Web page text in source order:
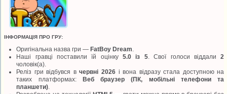
ІНФОРМАЦІЯ ПРО ГРУ:
Оригінальна назва гри —FatBoy Dream
Наші гравці поставили їй оцінку5.0 із 5. Свої голоси віддали2
чоловік(а).
Реліз гри відбувся вчервні 2026і вона відразу стала доступною на
таких платформах: Веб браузер (ПК, мобільні телефони та
планшети)